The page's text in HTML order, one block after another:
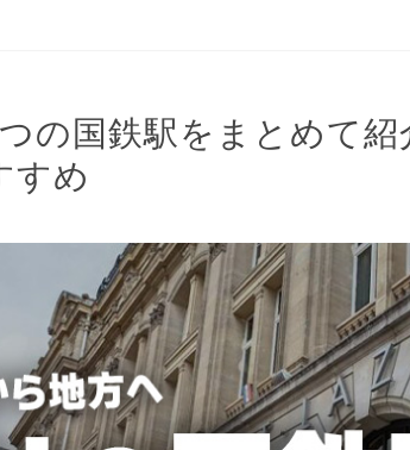
の国鉄駅をまとめて紹
すめ